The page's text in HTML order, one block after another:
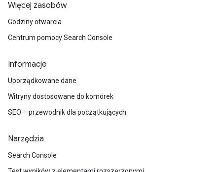
Więcej zasobów
Godziny otwarcia
Centrum pomocy Search Console
Informacje
Uporządkowane dane
Witryny dostosowane do komórek
SEO – przewodnik dla początkujących
Narzędzia
Search Console